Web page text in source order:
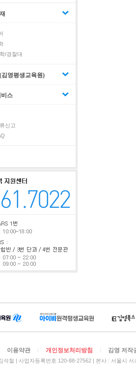
/경찰대
김영평생교육원)
비스
신고
이용약관 개인정보처리방침 김영 저작
석철 사업자등록번호 120-88-27562
본사 : 서울시